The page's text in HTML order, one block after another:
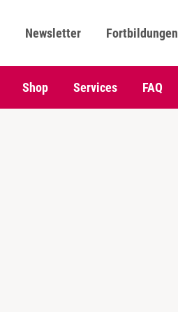
Newsletter Fortbildungen
Shop Services FAQ